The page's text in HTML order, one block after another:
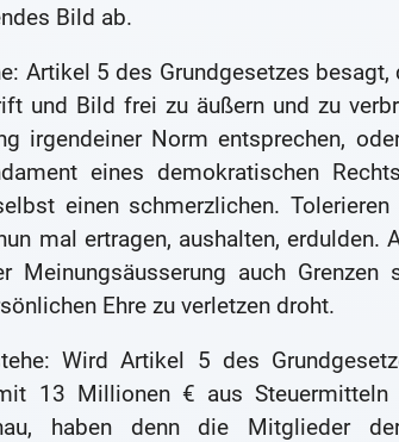
Bild ab.
Artikel 5 des Grundgesetzes
und Bild frei zu äußern und zu
irgendeiner Norm entsprechen,
eines demokratischen
einen schmerzlichen.
mal ertragen, aushalten, erdulden.
Meinungsäusserung auch Grenzen
Ehre zu verletzen droht.
Wird Artikel 5 des
13 Millionen € aus Steuermitteln
haben denn die Mitglieder